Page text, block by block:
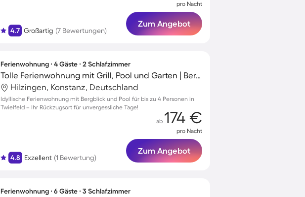
4.7 Großartig (7 Bewertungen)
pro Nacht
Zum Angebot
Ferienwohnung ∙ 4 Gäste ∙ 2 Schlafzimmer
Tolle Ferienwohnung mit Grill, Pool und Garten | Bergblick | Ideal für Homeoffice | Haustiere sind willkommen
Hilzingen, Konstanz, Deutschland
Idyllische Ferienwohnung mit Bergblick und Pool für bis zu 4 Personen in
Twielfeld – Ihr Rückzugsort für unvergessliche Tage!
4.8 Exzellent (1 Bewertung)
ab 174 €
pro Nacht
Zum Angebot
Ferienwohnung ∙ 6 Gäste ∙ 3 Schlafzimmer